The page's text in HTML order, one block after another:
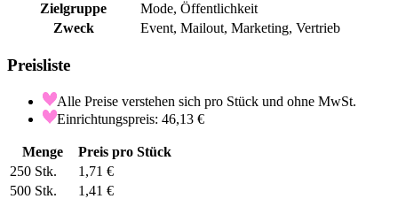
Zielgruppe
Mode, Öffentlichkeit
Zweck
Event, Mailout, Marketing, Vertrieb
Preisliste
Alle Preise verstehen sich pro Stück und ohne MwSt.
Einrichtungspreis: 46,13 €
Menge
Preis pro Stück
250 Stk.
1,71 €
500 Stk.
1,41 €